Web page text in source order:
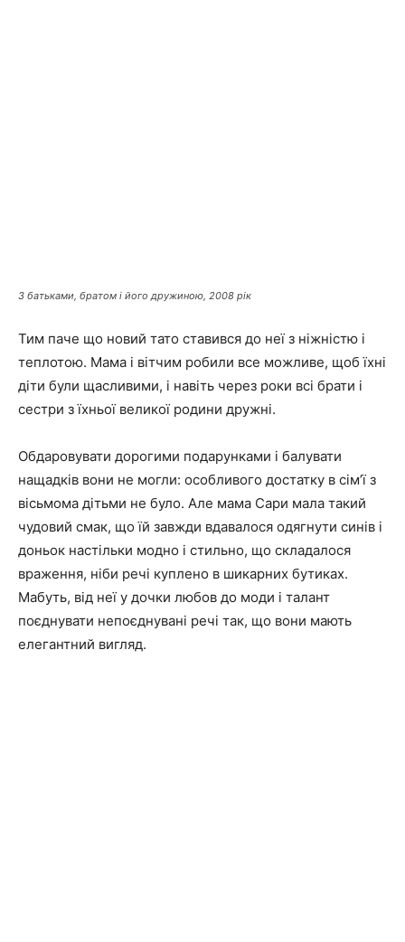
З батьками, братом і його дружиною, 2008 рік
Тим паче що новий тато ставився до неї з ніжністю і
теплотою. Мама і вітчим робили все можливе, щоб їхні
діти були щасливими, і навіть через роки всі брати і
сестри з їхньої великої родини дружні.
Обдаровувати дорогими подарунками і балувати
нащадків вони не могли: особливого достатку в сім’ї з
вісьмома дітьми не було. Але мама Сари мала такий
чудовий смак, що їй завжди вдавалося одягнути синів і
доньок настільки модно і стильно, що складалося
враження, ніби речі куплено в шикарних бутиках.
Мабуть, від неї у дочки любов до моди і талант
поєднувати непоєднувані речі так, що вони мають
елегантний вигляд.